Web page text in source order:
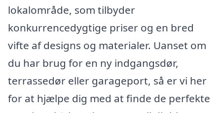
lokalområde, som tilbyder
konkurrencedygtige priser og en bred
vifte af designs og materialer. Uanset om
du har brug for en ny indgangsdør,
terrassedør eller garageport, så er vi her
for at hjælpe dig med at finde de perfekte